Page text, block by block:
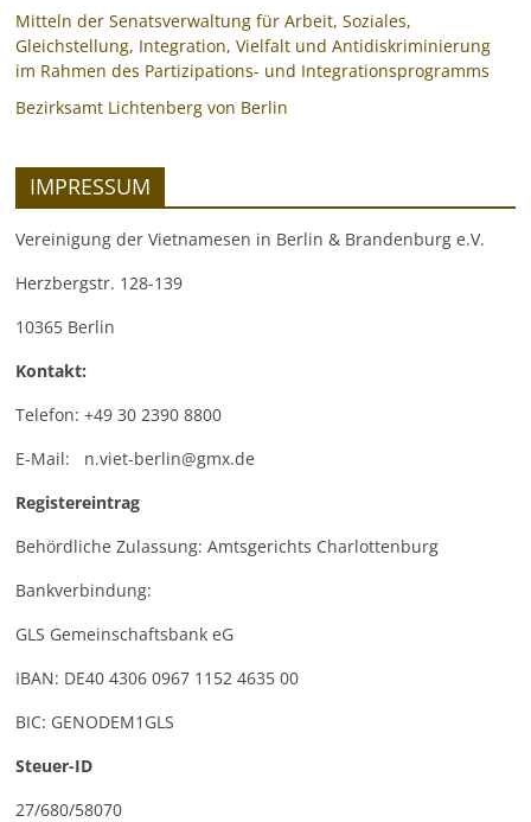
Mitteln der Senatsverwaltung für Arbeit, Soziales,
Gleichstellung, Integration, Vielfalt und Antidiskriminierung
im Rahmen des Partizipations- und Integrationsprogramms
Bezirksamt Lichtenberg von Berlin
IMPRESSUM
Vereinigung der Vietnamesen in Berlin & Brandenburg e.V.
Herzbergstr. 128-139
10365 Berlin
Kontakt:
Telefon: +49 30 2390 8800
E-Mail: n.viet-berlin@gmx.de
Registereintrag
Behördliche Zulassung: Amtsgerichts Charlottenburg
Bankverbindung:
GLS Gemeinschaftsbank eG
IBAN: DE40 4306 0967 1152 4635 00
BIC: GENODEM1GLS
Steuer-ID
27/680/58070